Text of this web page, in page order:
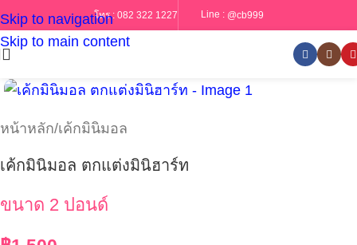
Skip to navigation
Skip to main content
โทร : 082 322 1227 Line : @cb999
หน้าหลัก/เค้กมินิมอล
เค้กมินิมอล ตกแต่งมินิฮาร์ท
ขนาด 2 ปอนด์